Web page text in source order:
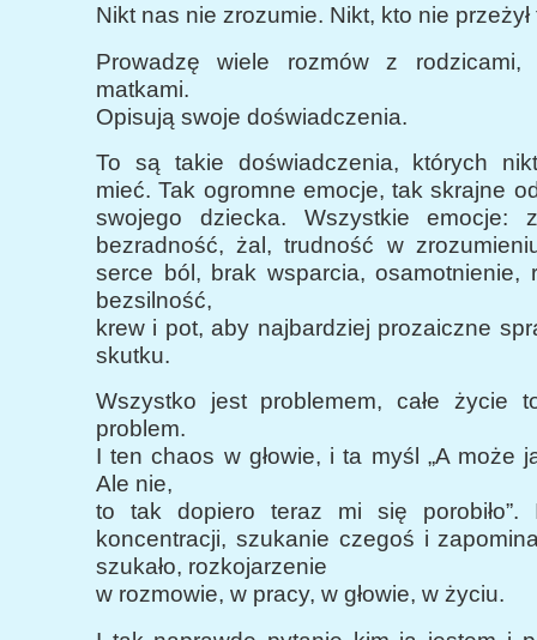
Nikt nas nie zrozumie. Nikt, kto nie
Prowadzę wiele rozmów z rodzicami,
matkami.
Opisują swoje doświadczenia.
To są takie doświadczenia, których
mieć. Tak ogromne emocje, tak skrajne
swojego dziecka. Wszystkie emocje:
bezradność, żal, trudność w
serce ból, brak wsparcia, osamotnienie,
bezsilność,
krew i pot, aby najbardziej prozaiczne
skutku.
Wszystko jest problemem, całe życie
problem.
I ten chaos w głowie, i ta myśl „A może
Ale nie,
to tak dopiero teraz mi się porobiło”.
koncentracji, szukanie czegoś i
szukało, rozkojarzenie
w rozmowie, w pracy, w głowie, w życiu.